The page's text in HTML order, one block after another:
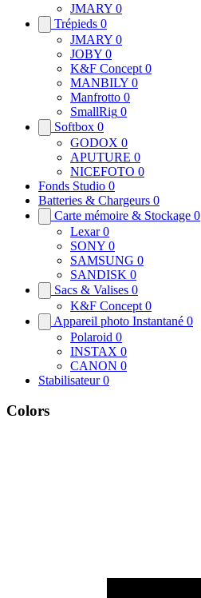
JMARY 0
Trépieds 0
JMARY 0
JOBY 0
K&F Concept 0
MANBILY 0
Manfrotto 0
SmallRig 0
Softbox 0
GODOX 0
APUTURE 0
NICEFOTO 0
Fonds Studio 0
Batteries & Chargeurs 0
Carte mémoire & Stockage 0
Lexar 0
SONY 0
SAMSUNG 0
SANDISK 0
Sacs & Valises 0
K&F Concept 0
Appareil photo Instantané 0
Polaroid 0
INSTAX 0
CANON 0
Stabilisateur 0
Colors